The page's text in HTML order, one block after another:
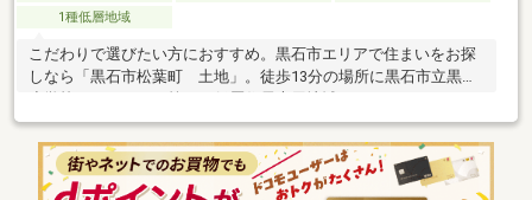
1種低層地域
こだわりで選びたい方におすすめ。黒石市エリアで住まいをお探
しなら「黒石市松葉町 土地」。徒歩13分の場所に黒石市立黒石
生活を送ることができ、静かな生活に適しています。周辺環境が
充実している住宅用地です。南側道路に面しているため、日当た
りを確保する事が出来ます。建築条件がないので、自分に合った
スケジュール、建築会社、間取りなどを選ぶことができます。あ